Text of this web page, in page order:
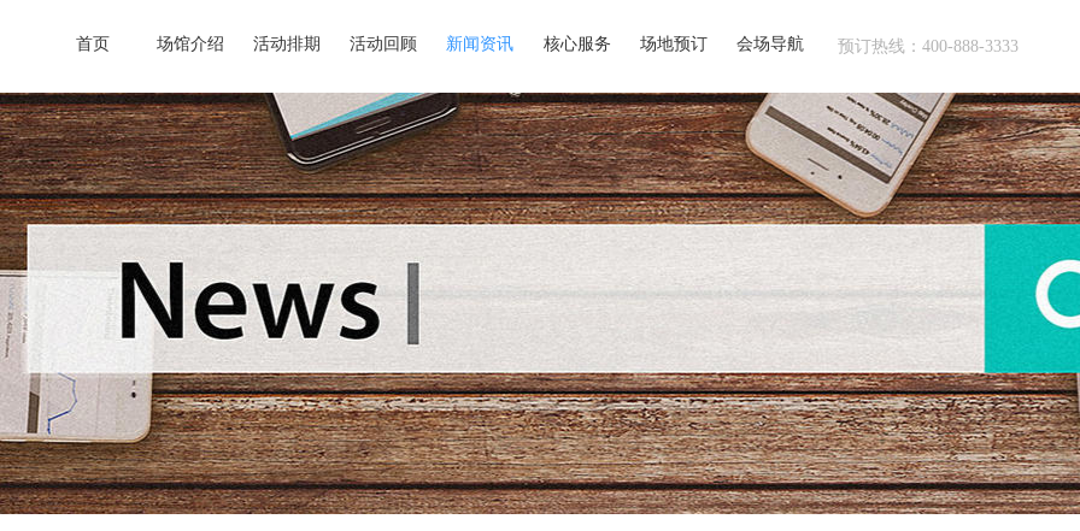
首页 场馆介绍 活动排期 活动回顾 新闻资讯 核心服务 场地预订 会场导航 预订热线：400-888-3333